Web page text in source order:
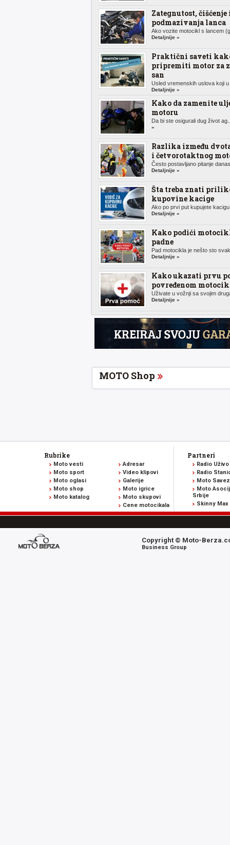
Zategnutost, čišćenje
podmazivanja lanca
Ako vozite motocikl s lancem
Detaljnije »
Praktični saveti
pripremiti motor za
san
Usled vremenskih uslova koji
Detaljnije »
Kako da zamenite
motoru
Da bi ste osigurali dug život
»
Razlika između
i četvorotaktnog
Često postavljano pitanje
Detaljnije »
Šta treba znati
kupovine kacige
Ako po prvi put kupujete
Detaljnije »
Kako podići
padne
Pad motocikla je nešto sto
Detaljnije »
Kako ukazati prvu
povređenom
Uživate u vožnji sa svojim
Detaljnije »
MOTO Shop
Rubrike
Moto vesti
Moto sport
Moto oglasi
Moto shop
Moto katalog
Adresar
Video klipovi
Galerije
Moto igrice
Moto skupovi
Cene motocikala
Partneri
Radio Uživo
Radio
Moto
Moto
Srbije
Skinny Max
Copyright © Moto-
Business Group